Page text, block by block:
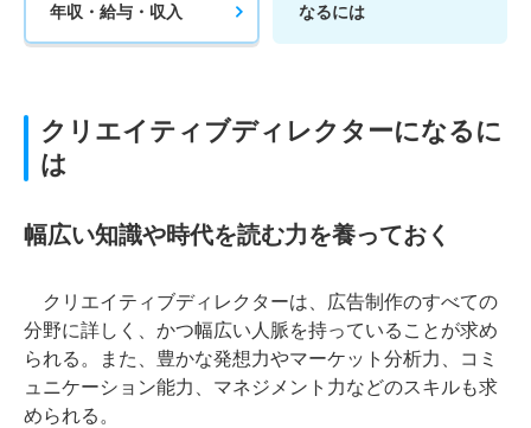
年収・給与・収入 なるには
クリエイティブディレクターになるに
は
幅広い知識や時代を読む力を養っておく
クリエイティブディレクターは、広告制作のすべての
分野に詳しく、かつ幅広い人脈を持っていることが求め
られる。また、豊かな発想力やマーケット分析力、コミ
ュニケーション能力、マネジメント力などのスキルも求
められる。